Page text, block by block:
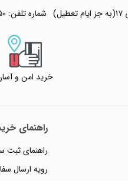
شماره تلفن:
خرید امن و
راهنمای
راهنمای ثبت
رویه ارسال